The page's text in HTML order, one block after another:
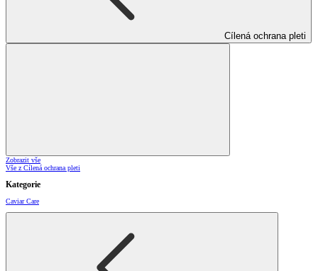
Cílená ochrana pleti
Zobrazit vše
Vše z Cílená ochrana pleti
Kategorie
Caviar Care